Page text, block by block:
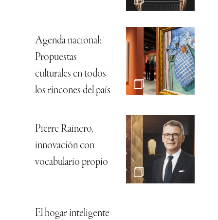
Agenda nacional:
Propuestas
culturales en todos
los rincones del país
Pierre Rainero,
innovación con
vocabulario propio
El hogar inteligente